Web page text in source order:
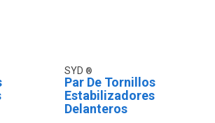
SYD
Par De Tornillos
Estabilizadores
Delanteros